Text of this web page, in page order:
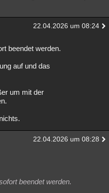
22.04.2026 um 08:24
beendet werden.
auf und das
um mit der
22.04.2026 um 08:28
beendet werden.